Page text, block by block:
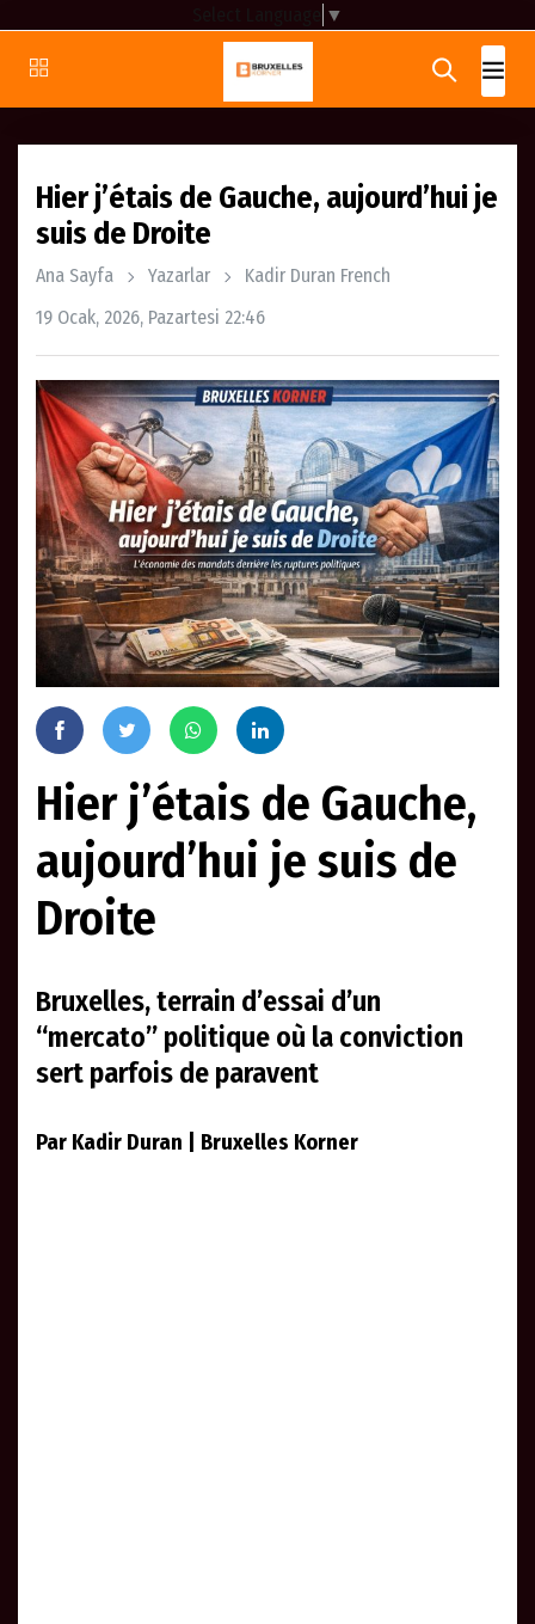
▼
Hier j’étais de Gauche, aujourd’hui je
suis de Droite
Ana Sayfa Yazarlar
Kadir Duran French
19 Ocak, 2026, Pazartesi 22:46
Hier j’étais de Gauche,
aujourd’hui je suis de
Droite
Bruxelles, terrain d’essai d’un
“mercato” politique où la conviction
sert parfois de paravent
Par Kadir Duran | Bruxelles Korner